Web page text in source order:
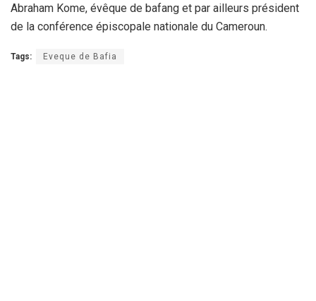
Abraham Kome, évêque de bafang et par ailleurs président
de la conférence épiscopale nationale du Cameroun.
Tags: Eveque de Bafia